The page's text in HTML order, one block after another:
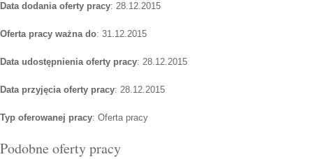
Data dodania oferty pracy: 28.12.2015
Oferta pracy ważna do: 31.12.2015
Data udostępnienia oferty pracy: 28.12.2015
Data przyjęcia oferty pracy: 28.12.2015
Typ oferowanej pracy: Oferta pracy
Podobne oferty pracy